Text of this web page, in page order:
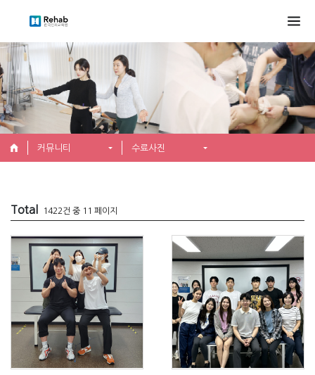
커뮤니티 수료사진
Total 1422건 중 11 페이지